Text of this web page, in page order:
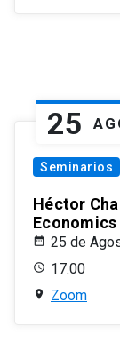
25
Seminarios
Héctor
Economics
25 de
17:00
Zoom